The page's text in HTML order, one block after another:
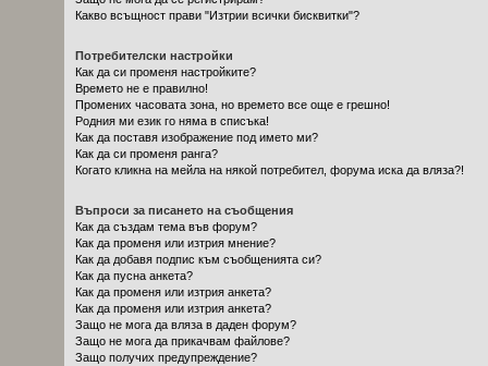
Какво всъщност прави "Изтрии всички бисквитки"?
Потребителски настройки
Как да си променя настройките?
Времето не е правилно!
Промених часовата зона, но времето все още е грешно!
Родния ми език го няма в списъка!
Как да поставя изображение под името ми?
Как да си променя ранга?
Когато кликна на мейла на някой потребител, форума иска да вляза?!
Въпроси за писането на съобщения
Как да създам тема във форум?
Как да променя или изтрия мнение?
Как да добавя подпис към съобщенията си?
Как да пусна анкета?
Как да променя или изтрия анкета?
Как да променя или изтрия анкета?
Защо не мога да вляза в даден форум?
Защо не мога да прикачвам файлове?
Защо получих предупреждение?